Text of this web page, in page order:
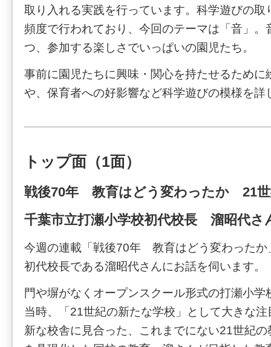
取り入れる実践を行っています。科学遊びの取
頻度で行われており、今回のテーマは「音」。
つ、参加する楽しさでいっぱいの園児たち。
事前に園児たちに興味・関心を持たせるために
や、保育者への好影響など科学遊びの模様を詳
トップ面（1面）
戦後70年 教育はどう変わったか 21世
千葉市立打瀬小学校初代校長 溜昭代さ
今週の連載「戦後70年 教育はどう変わったか
初代校長である溜昭代さんにお話を伺います。
門や塀がなくオープンスクール形式の打瀬小学
当時、「21世紀の新たな学校」として大きな
新な校舎に見合った、これまでにない21世紀